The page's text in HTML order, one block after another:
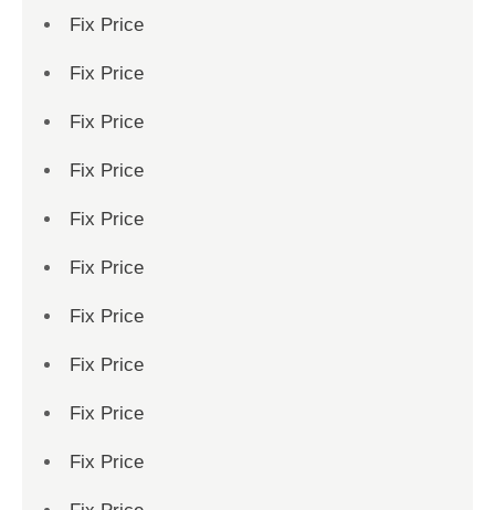
Fix Price
Fix Price
Fix Price
Fix Price
Fix Price
Fix Price
Fix Price
Fix Price
Fix Price
Fix Price